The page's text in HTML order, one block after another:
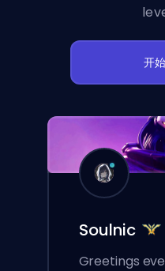
开
Soulnic
Greetings